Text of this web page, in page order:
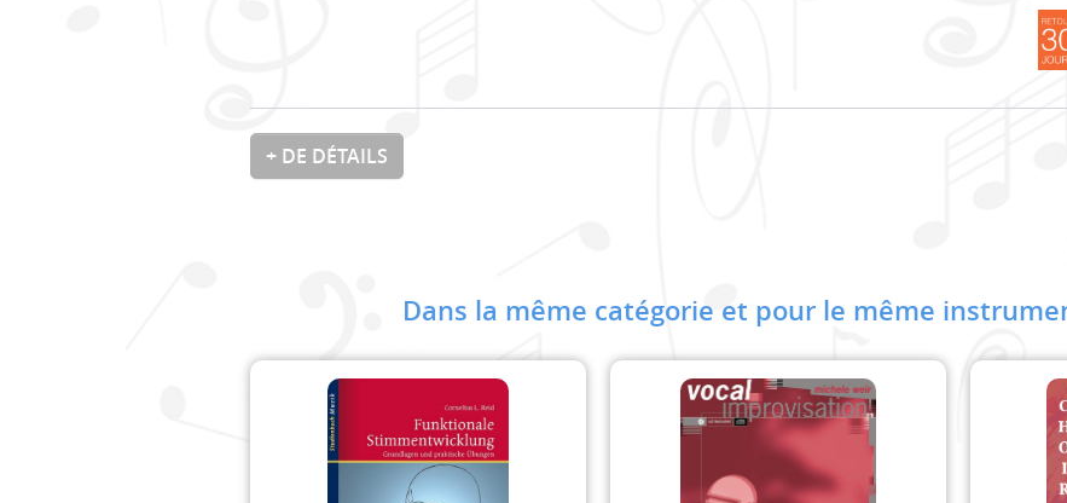
+ DE DÉTAILS
Dans la même catégorie et pour le même